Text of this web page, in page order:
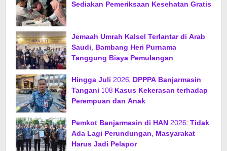
Sediakan Pemeriksaan Kesehatan Gratis
Jemaah Umrah Kalsel Terlantar di Arab
Saudi, Bambang Heri Purnama
Tanggung Biaya Pemulangan
Hingga Juli 2026, DPPPA Banjarmasin
Tangani 108 Kasus Kekerasan terhadap
Perempuan dan Anak
Pemkot Banjarmasin di HAN 2026: Tidak
Ada Lagi Perundungan, Masyarakat
Harus Jadi Pelapor